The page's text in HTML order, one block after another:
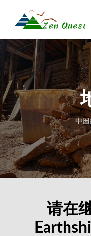
中国
请在